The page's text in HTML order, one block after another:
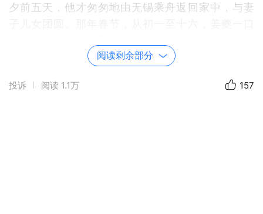
夕前五天，他才匆匆地由无锡乘舟返回家中，与妻
这五阕小词所涵盖的内容非常丰富，可以说是丁巳
阅读剩余部分
投诉 阅读 1.1万 157